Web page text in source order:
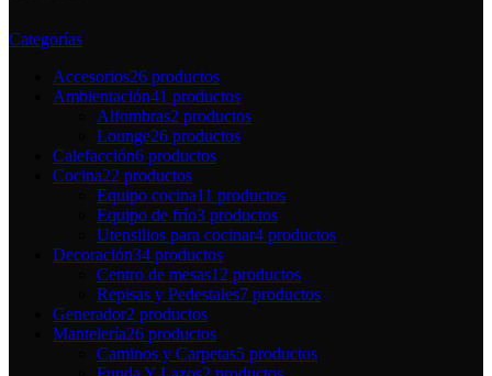
Categorías
Accesorios26 productos
Ambientación41 productos
Alfombras2 productos
Lounge26 productos
Calefacción6 productos
Cocina22 productos
Equipo cocina11 productos
Equipo de frío3 productos
Utensilios para cocinar4 productos
Decoración34 productos
Centro de mesas12 productos
Repisas y Pedestales7 productos
Generador2 productos
Mantelería26 productos
Caminos y Carpetas5 productos